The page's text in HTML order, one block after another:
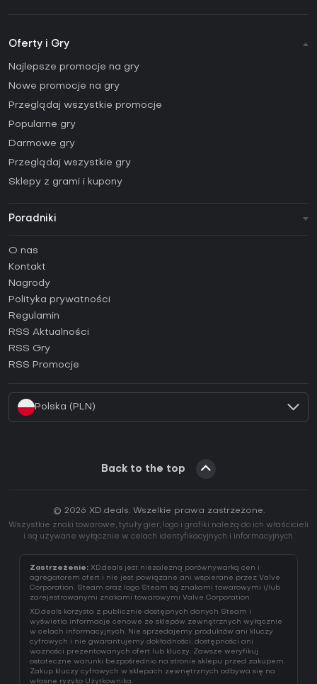
Oferty i Gry
Najlepsze promocje na gry
Nowe promocje na gry
Przeglądaj wszystkie promocje
Popularne gry
Darmowe gry
Przeglądaj wszystkie gry
Sklepy z grami i kupony
Poradniki
Poradniki
Jak aktywować klucz Steam (CD Key)?
Jak aktywować klucz Epic Games (CD Key)?
Jak aktywować klucz GOG (CD Key)?
Jak aktywować klucz Ubisoft Connect (CD Key)?
Jak aktywować klucz EA App (CD Key)?
O nas
Kontakt
Nagrody
Polityka prywatności
Regulamin
RSS Aktualności
RSS Gry
RSS Promocje
Polska (PLN)
Back to the top
© 2026 XD.deals. Wszelkie prawa zastrzeżone.
Wszystkie znaki towarowe, tytuły gier, logo i grafiki należą do ich właścicieli
i są używane wyłącznie w celach identyfikacyjnych i informacyjnych.
Zastrzeżenie: XD.deals jest niezależną porównywarką cen i
agregatorem ofert i nie jest powiązane ani wspierane przez Valve
Corporation. Steam oraz logo Steam są znakami towarowymi i/lub
zarejestrowanymi znakami towarowymi Valve Corporation.
XD.deals korzysta z publicznie dostępnych danych Steam i
wyświetla informacje cenowe ze sklepów zewnętrznych wyłącznie
w celach informacyjnych. Nie sprzedajemy produktów ani kluczy
cyfrowych i nie gwarantujemy dokładności, dostępności ani
ważności prezentowanych ofert lub kluczy. Zawsze weryfikuj
ostateczne warunki bezpośrednio na stronie sklepu przed zakupem.
Zakup kluczy cyfrowych w sklepach zewnętrznych odbywa się na
własne ryzyko Użytkownika.